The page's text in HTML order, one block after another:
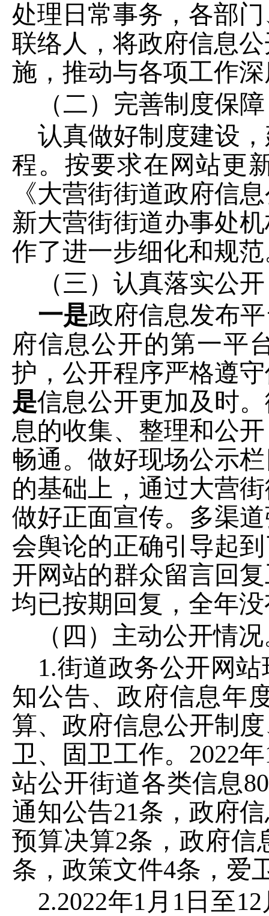
处理日常事务，各部
联络人 ， 将政府信息
施，推动与各项工作
（二） 完善制度保
认真做好制度建设
程。按要求在网站更
《大营街街道政府信
新大营街街道办事处
作了进一步细化和规
（三） 认真落实公
一是政府信息发布
府信息公开的第一平
护，公开程序严格遵
是信息公开更加及时
息的收集、整理和公
畅通。做好现场公示
的基础上，通过大营
做好正面宣传。多渠
会舆论的正确引导起
开网站的群众留言回
均已按期回复，全年
（四）主动公开情
1.街道政务公开网
知公告、政府信息年
算、政府信息公开制
卫、固卫工作。 2022年
站公开街道各类信息80
通知公告21条，政府
预算决算2条，政府信
条，政策文件4条，爱
2.2022年1 月 1 日至12